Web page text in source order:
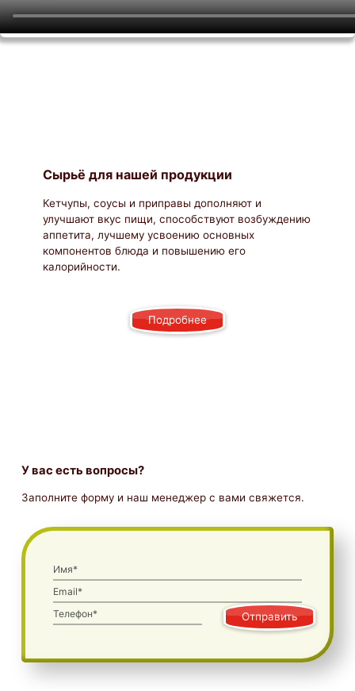
Сырьё для нашей продукции
Кетчупы, соусы и приправы дополняют и
улучшают вкус пищи, способствуют возбуждению
аппетита, лучшему усвоению основных
компонентов блюда и повышению его
калорийности.
Подробнее
У вас есть вопросы?
Заполните форму и наш менеджер с вами свяжется.
Имя*
Email*
Телефон*
Отправить